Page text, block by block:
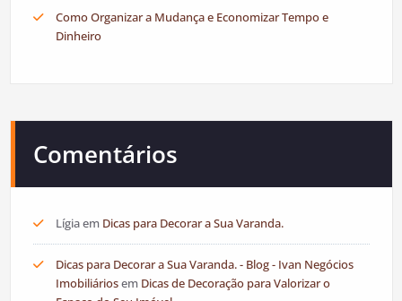
Como Organizar a Mudança e Economizar Tempo e
Dinheiro
Comentários
Lígiaem Dicas para Decorar a Sua Varanda.
Dicas para Decorar a Sua Varanda. - Blog - Ivan Negócios
Imobiliáriosem Dicas de Decoração para Valorizar o